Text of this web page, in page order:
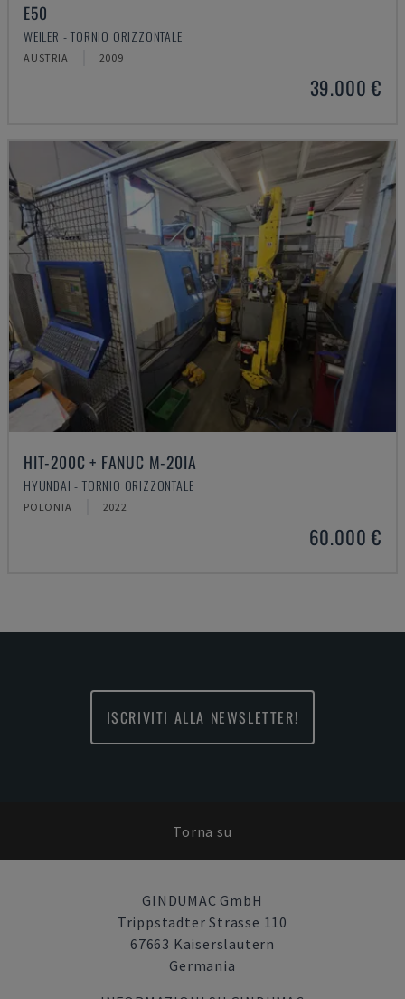
E50
WEILER - TORNIO ORIZZONTALE
AUSTRIA 2009
39.000 €
HIT-200C + FANUC M-20IA
HYUNDAI - TORNIO ORIZZONTALE
POLONIA 2022
60.000 €
ISCRIVITI ALLA NEWSLETTER!
Torna su
GINDUMAC GmbH
Trippstadter Strasse 110
67663 Kaiserslautern
Germania